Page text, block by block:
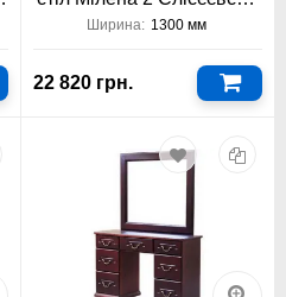
Меблі
Ширина: 1300 мм
22 820 грн.